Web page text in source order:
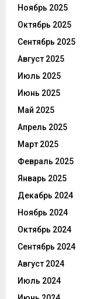
Ноябрь 2025
Октябрь 2025
Сентябрь 2025
Август 2025
Июль 2025
Июнь 2025
Май 2025
Апрель 2025
Март 2025
Февраль 2025
Январь 2025
Декабрь 2024
Ноябрь 2024
Октябрь 2024
Сентябрь 2024
Август 2024
Июль 2024